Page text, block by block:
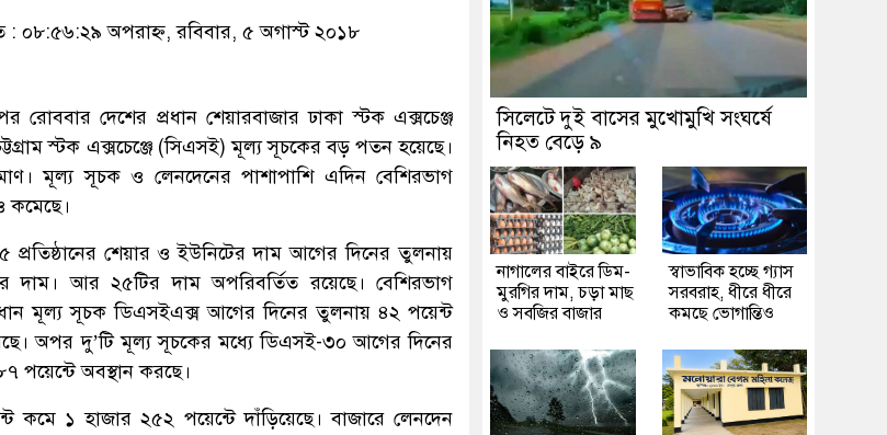
: ০৮:৫৬:২৯ অপরাহ্ন, রবিবার, ৫ অগাস্ট ২০১৮
রোববার দেশের প্রধান শেয়ারবাজার ঢাকা স্টক এক্সচেঞ্জ
স্টক এক্সচেঞ্জে (সিএসই) মূল্য সূচকের বড় পতন হয়েছে।
মূল্য সূচক ও লেনদেনের পাশাপাশি এদিন বেশিরভাগ
কমেছে।
শেয়ার ও ইউনিটের দাম আগের দিনের তুলনায়
দাম। আর ২৫টির দাম অপরিবর্তিত রয়েছে। বেশিরভাগ
মূল্য সূচক ডিএসইএক্স আগের দিনের তুলনায় ৪২ পয়েন্ট
অপর দু’টি মূল্য সূচকের মধ্যে ডিএসই-৩০ আগের দিনের
পয়েন্টে অবস্থান করছে।
১ হাজার ২৫২ পয়েন্টে দাঁড়িয়েছে। বাজারে লেনদেন
সিলেটে দুই বাসের মুখোমুখি সংঘর্ষে
নিহত বেড়ে ৯
নাগালের বাইরে ডিম-
মুরগির দাম, চড়া মাছ
ও সবজির বাজার
স্বাভাবিক হচ্ছে গ্যাস
সরবরাহ, ধীরে ধীরে
কমছে ভোগান্তিও